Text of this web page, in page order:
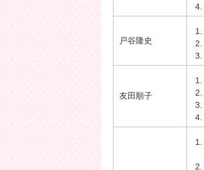
戸谷隆史
友田順子